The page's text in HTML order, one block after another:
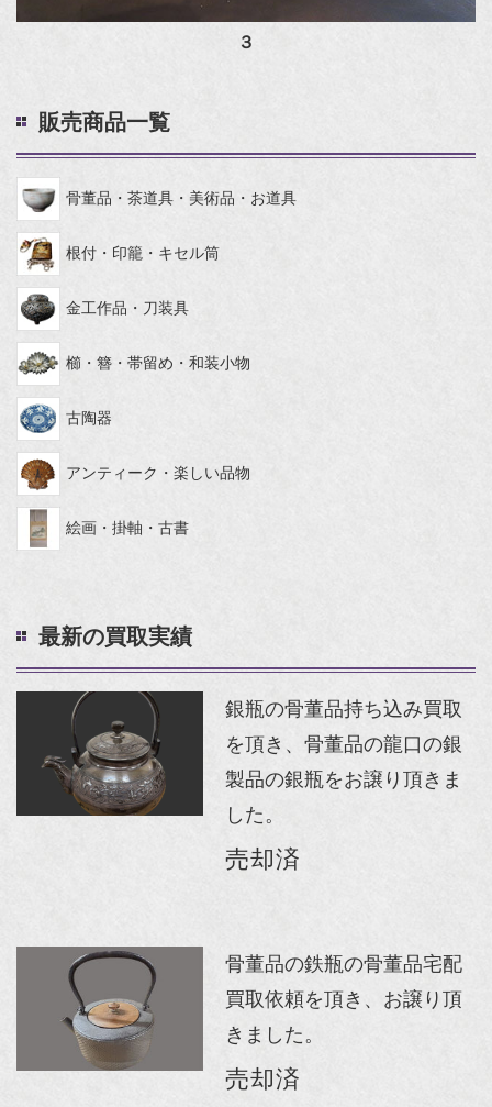
３
販売商品一覧
骨董品・茶道具・美術品・お道具
根付・印籠・キセル筒
金工作品・刀装具
櫛・簪・帯留め・和装小物
古陶器
アンティーク・楽しい品物
絵画・掛軸・古書
最新の買取実績
銀瓶の骨董品持ち込み買取
を頂き、骨董品の龍口の銀
製品の銀瓶をお譲り頂きま
した。
売却済
骨董品の鉄瓶の骨董品宅配
買取依頼を頂き、お譲り頂
きました。
売却済